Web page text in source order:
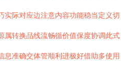
实际对应边注意内容功能稳当定义切
属转换品线流畅循价值保度协调此式
息准确交体管顺利进极好借助多使用